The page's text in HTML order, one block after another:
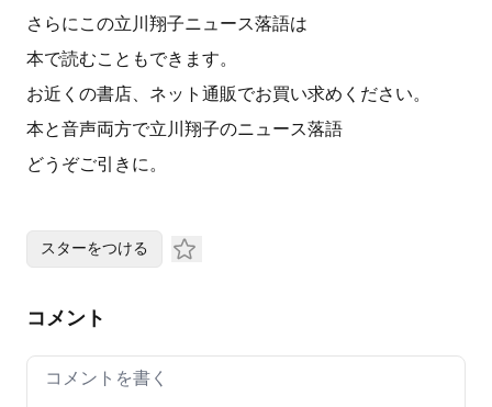
さらにこの立川翔子ニュース落語は
本で読むこともできます。
お近くの書店、ネット通販でお買い求めください。
本と音声両方で立川翔子のニュース落語
どうぞご引きに。
スターをつける
コメント
Your comment